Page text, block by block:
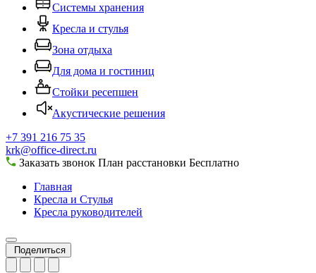
Системы хранения
Кресла и стулья
Зона отдыха
Для дома и гостиниц
Стойки ресепшен
Акустические решения
+7 391 216 75 35
krk@office-direct.ru
Заказать звонок План расстановки Бесплатно
Главная
Кресла и Стулья
Кресла руководителей
Поделиться